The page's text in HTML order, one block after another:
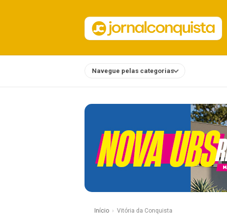
Navegue pelas categorias
Início Vitória da Conquista